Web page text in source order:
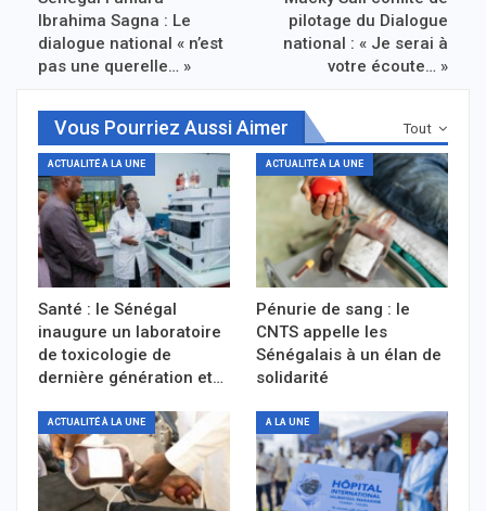
Ibrahima Sagna : Le
dialogue national « n’est
pas une querelle… »
pilotage du Dialogue
national : « Je serai à
votre écoute… »
Tout
Vous Pourriez Aussi Aimer
ACTUALITÉ À LA UNE
Santé : le Sénégal
inaugure un laboratoire
de toxicologie de
dernière génération et…
ACTUALITÉ À LA UNE
Pénurie de sang : le
CNTS appelle les
Sénégalais à un élan de
solidarité
ACTUALITÉ À LA UNE A LA UNE